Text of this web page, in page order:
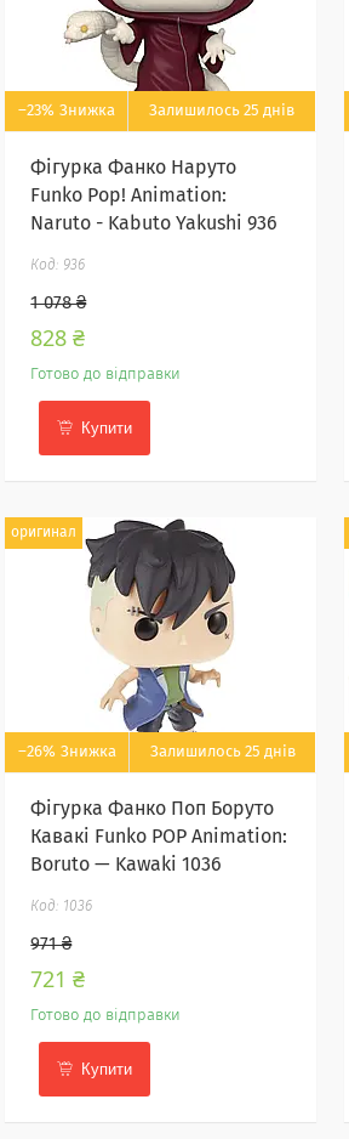
–23% Залишилось 25 днів
Фігурка Фанко Наруто
Funko Pop! Animation:
Naruto - Kabuto Yakushi 936
936
1 078 ₴
828 ₴
Готово до відправки
Купити
оригинал
–26% Залишилось 25 днів
Фігурка Фанко Поп Боруто
Кавакі Funko POP Animation:
Boruto — Kawaki 1036
1036
971 ₴
721 ₴
Готово до відправки
Купити